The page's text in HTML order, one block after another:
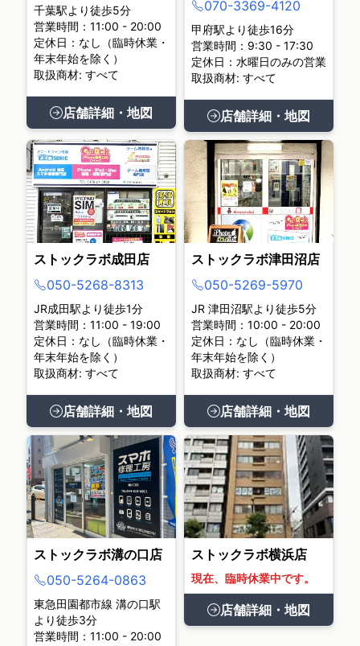
千葉駅より徒歩5分
営業時間：11:00 - 20:00
定休日：なし（臨時休業・
年末年始を除く）
取扱商材: すべて
店舗詳細・地図
070-3369-4120
甲府駅より徒歩16分
営業時間：9:30 - 17:30
定休日：水曜日のみの営業
取扱商材: すべて
店舗詳細・地図
ストックラボ成田店
050-5268-8313
JR成田駅より徒歩1分
営業時間：11:00 - 19:00
定休日：なし（臨時休業・
年末年始を除く）
取扱商材: すべて
店舗詳細・地図
ストックラボ津田沼店
050-5269-5970
JR 津田沼駅より徒歩5分
営業時間：10:00 - 20:00
定休日：なし（臨時休業・
年末年始を除く）
取扱商材: すべて
店舗詳細・地図
ストックラボ溝の口店
050-5264-0863
東急田園都市線 溝の口駅
より徒歩3分
営業時間：11:00 - 20:00
ストックラボ横浜店
現在、臨時休業中です。
店舗詳細・地図